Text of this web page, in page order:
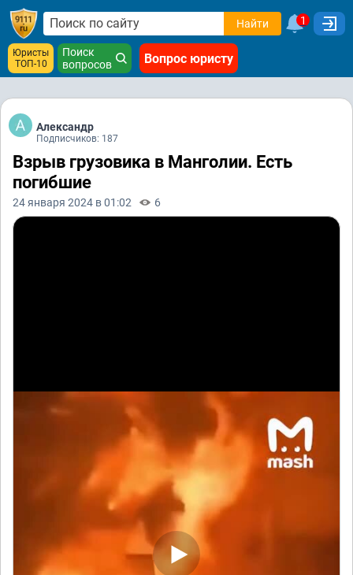
Найти 1
Юристы
ТОП-10
Поиск
вопросов
Вопрос юристу
Александр
Подписчиков: 187
Взрыв грузовика в Манголии. Есть
погибшие
24 января 2024 в 01:02 6